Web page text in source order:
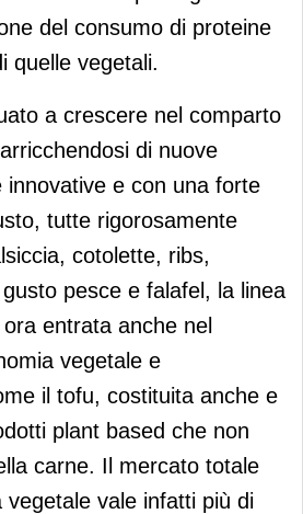
del consumo di proteine
quelle vegetali.
a crescere nel comparto
di nuove
innovative e con una forte
tutte rigorosamente
cotolette, ribs,
pesce e falafel, la linea
entrata anche nel
vegetale e
il tofu, costituita anche e
plant based che non
carne. Il mercato totale
vegetale vale infatti più di